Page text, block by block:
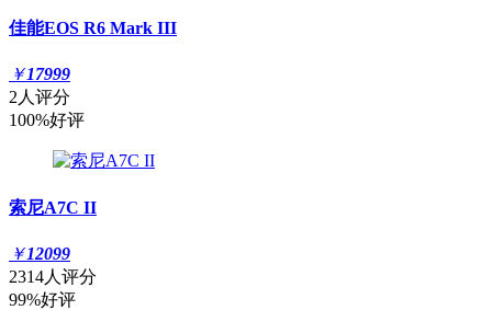
佳能EOS R6 Mark III
￥17999
2人评分
100%好评
索尼A7C II
￥12099
2314人评分
99%好评